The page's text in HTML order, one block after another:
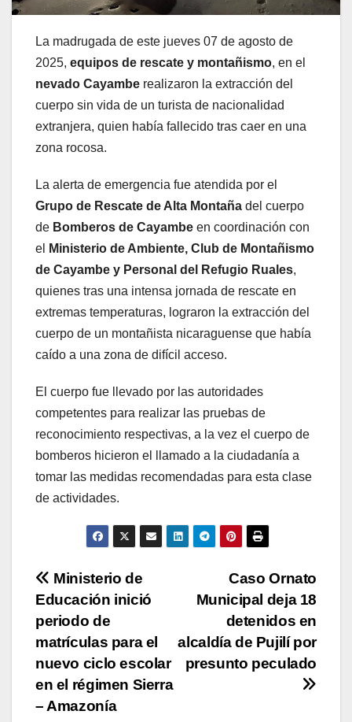
La madrugada de este jueves 07 de agosto de
2025, equipos de rescate y montañismo, en el
nevado Cayambe realizaron la extracción del
cuerpo sin vida de un turista de nacionalidad
extranjera, quien había fallecido tras caer en una
zona rocosa.
La alerta de emergencia fue atendida por el
Grupo de Rescate de Alta Montaña del cuerpo
de Bomberos de Cayambe en coordinación con
el
Ministerio de Ambiente, Club de Montañismo
de Cayambe y Personal del Refugio Ruales,
quienes tras una intensa jornada de rescate en
extremas temperaturas, lograron la extracción del
cuerpo de un montañista nicaraguense que había
caído a una zona de difícil acceso.
El cuerpo fue llevado por las autoridades
competentes para realizar las pruebas de
reconocimiento respectivas, a la vez el cuerpo de
bomberos hicieron el llamado a la ciudadanía a
tomar las medidas recomendadas para esta clase
de actividades.
Navegación
de
entradas
Caso Ornato
Municipal deja 18
detenidos en
alcaldía de Pujilí por
presunto peculado
Ministerio de
Educación inició
periodo de
matrículas para el
nuevo ciclo escolar
en el régimen Sierra
– Amazonía